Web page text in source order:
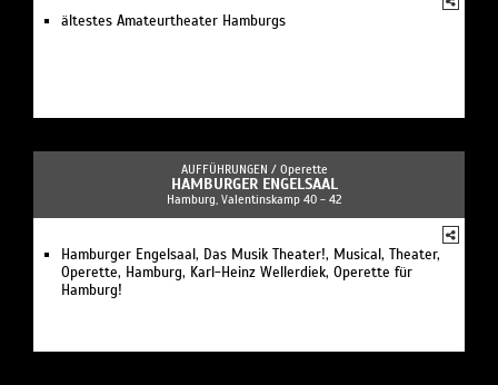
ältestes Amateurtheater Hamburgs
AUFFÜHRUNGEN / Operette
HAMBURGER ENGELSAAL
Hamburg, Valentinskamp 40 - 42
Hamburger Engelsaal, Das Musik Theater!, Musical, Theater,
Operette, Hamburg, Karl-Heinz Wellerdiek, Operette für
Hamburg!